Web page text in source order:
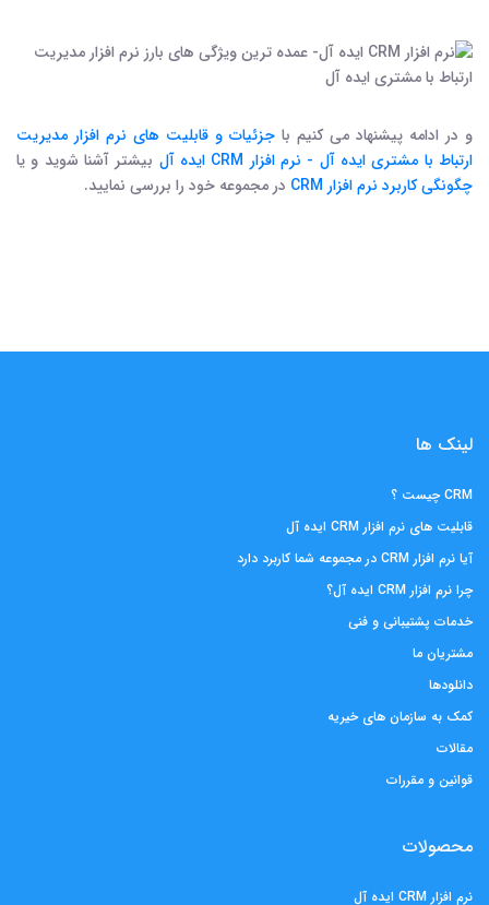
و در ادامه پیشنهاد می کنیم با جزئیات و قابلیت های نرم افزار مدیریت
ارتباط با مشتری ایده آل - نرم افزار CRM ایده آل
بیشتر آشنا شوید و یا
چگونگی کاربرد نرم افزار CRM
در مجموعه خود را بررسی نمایید.
لینک ها
CRM چیست ؟
قابلیت های نرم افزار CRM ایده آل
آیا نرم افزار CRM در مجموعه شما کاربرد دارد
چرا نرم افزار CRM ایده آل؟
خدمات پشتیبانی و فنی
مشتریان ما
دانلودها
کمک به سازمان های خیریه
مقالات
قوانین و مقررات
محصولات
نرم افزار CRM ایده آل